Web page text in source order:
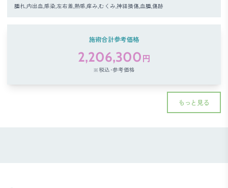
腫れ,内出血,感染,左右差,熱感,痒み,むくみ,神経損傷,血腫,傷跡
施術合計参考価格
2,206,300 円
※税込･参考価格
もっと見る